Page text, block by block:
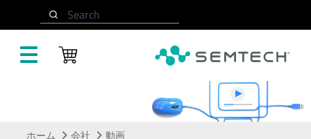
Search
ホーム 会社 動画